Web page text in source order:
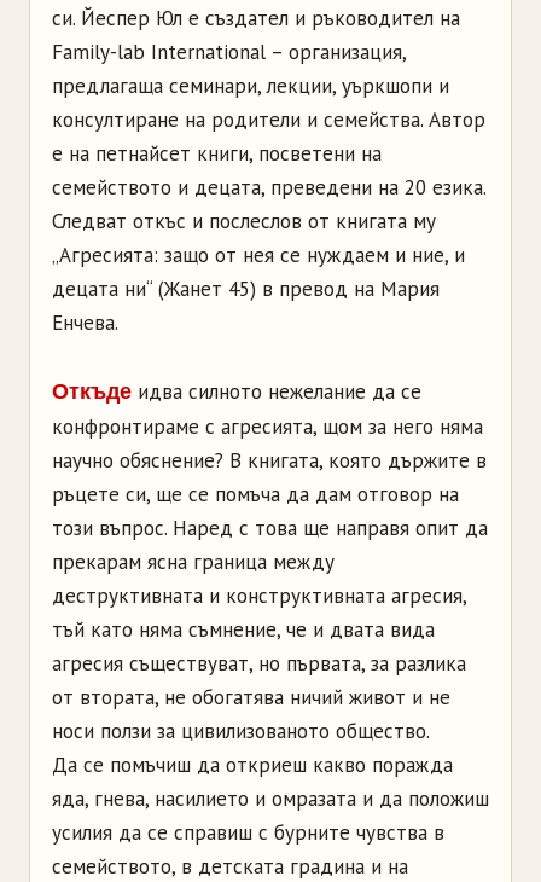
си. Йеспер Юл е създател и ръководител на
Family-lab International – организация,
предлагаща семинари, лекции, уъркшопи и
консултиране на родители и семейства. Автор
е на петнайсет книги, посветени на
семейството и децата, преведени на 20 езика.
Следват откъс и послеслов от книгата му
„Агресията: защо от нея се нуждаем и ние, и
децата ни“ (Жанет 45) в превод на Мария
Енчева.
Откъде идва силното нежелание да се
конфронтираме с агресията, щом за него няма
научно обяснение? В книгата, която държите в
ръцете си, ще се помъча да дам отговор на
този въпрос. Наред с това ще направя опит да
прекарам ясна граница между
деструктивната и конструктивната агресия,
тъй като няма съмнение, че и двата вида
агресия съществуват, но първата, за разлика
от втората, не обогатява ничий живот и не
носи ползи за цивилизованото общество.
Да се помъчиш да откриеш какво поражда
яда, гнева, насилието и омразата и да положиш
усилия да се справиш с бурните чувства в
семейството, в детската градина и на